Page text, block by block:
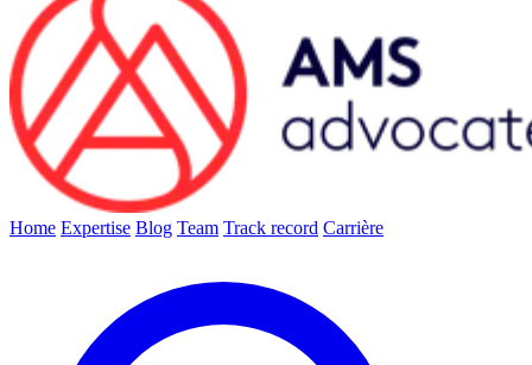
Home Expertise Blog Team Track record Carrière